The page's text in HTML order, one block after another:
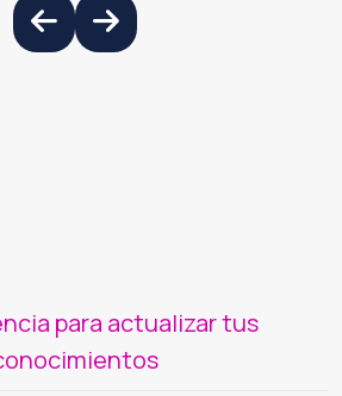
para actualizar tus